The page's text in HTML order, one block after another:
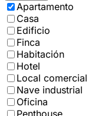
Apartamento
Casa
Edificio
Finca
Habitación
Hotel
Local comercial
Nave industrial
Oficina